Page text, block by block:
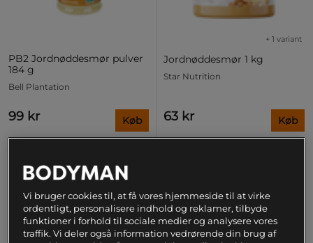
PB2 Jordnøddesmør pulver
184 g
Bell Plantation
99 kr Køb
Jordnøddesmør 1 kg
+ 1 variant
Star Nutrition
63 kr Køb
Vi bruger cookies til, at få vores hjemmeside til at virke
ordentligt, personalisere indhold og reklamer, tilbyde
funktioner i forhold til sociale medier og analysere vores
traffik. Vi deler også information vedrørende din brug af